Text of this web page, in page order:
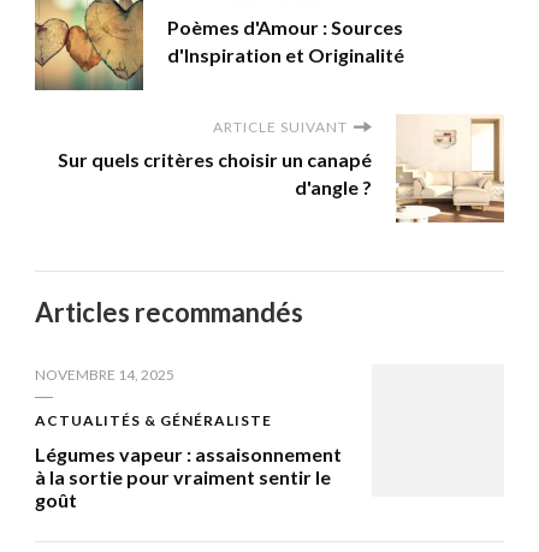
Poèmes d'Amour : Sources
d'Inspiration et Originalité
ARTICLE SUIVANT
Sur quels critères choisir un canapé
d'angle ?
Articles recommandés
NOVEMBRE 14, 2025
ACTUALITÉS & GÉNÉRALISTE
Légumes vapeur : assaisonnement
à la sortie pour vraiment sentir le
goût